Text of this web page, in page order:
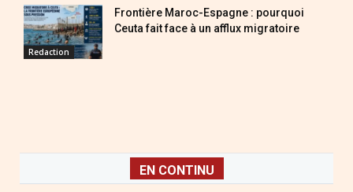
Redaction
Frontière Maroc-Espagne : pourquoi
Ceuta fait face à un afflux migratoire
EN CONTINU